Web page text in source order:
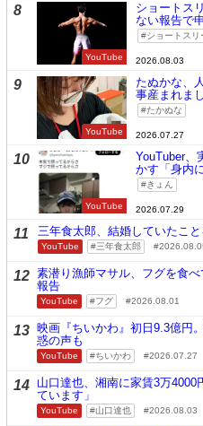
8
YouTube
ショートス
ない報告で
ショートスリ
2026.08.03
9
YouTube
たぬかな、
事産まれま
たかぬな
2026.07.27
10
YouTube
YouTuber、
かす「身内
きょん
2026.07.29
11 三年食太郎、結婚していたこ
YouTube 三年食太郎
12 素潜り漁師マサル、フグを食
報告
YouTube フグ 2026.08.01
13 映画『ちいかわ』初日9.3億円
惑の声も
YouTube ちいかわ 2026.07.27
14 山口達也、湘南に家賃3万
ています」
YouTube 山口達也 2026.08.03